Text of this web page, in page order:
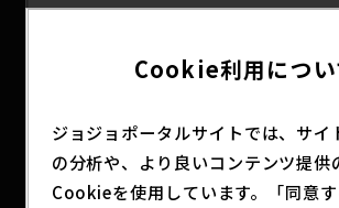
分類 アニメグッズ
Cookie利用につい
ジョジョポータルサイトでは、サイ
の分析や、より良いコンテンツ提供
Cookieを使用しています。「同意